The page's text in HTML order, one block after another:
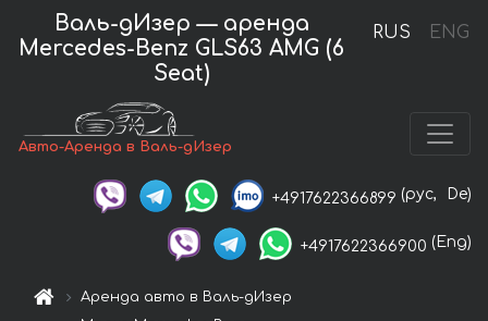
RUS ENG
Валь-дИзер — аренда
Mercedes-Benz GLS63 AMG (6
Seat)
Авто-Аренда в Валь-дИзер
+4917622366899 (рус, De)
+4917622366900 (Eng)
Аренда авто в Валь-дИзер